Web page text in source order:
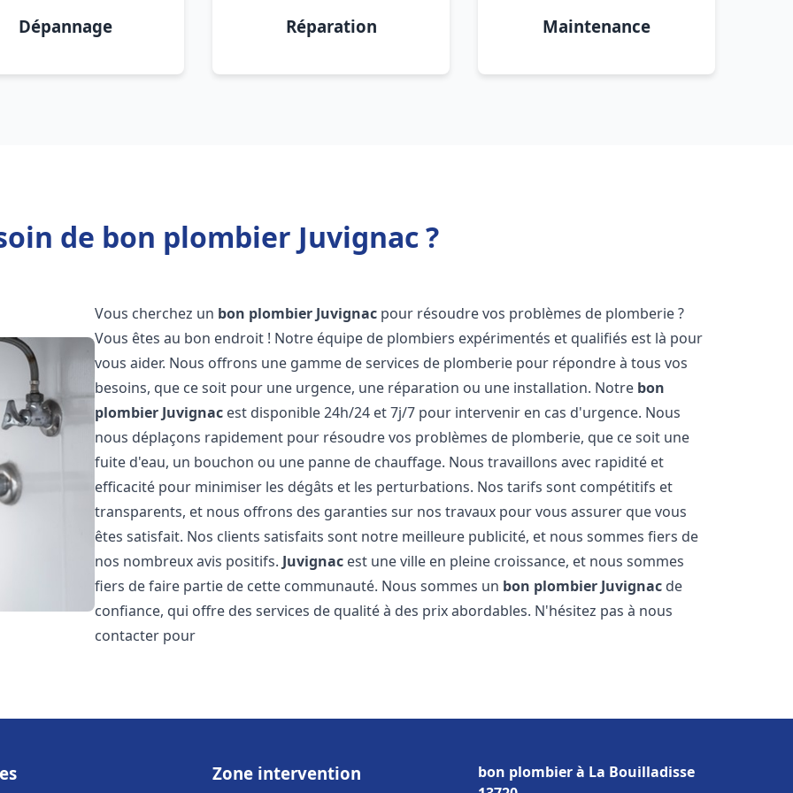
Dépannage Réparation Maintenance
de bon plombier Juvignac ?
Vous cherchez un bon plombier Juvignac pour résoudre vos problèmes de plomberie ?
Vous êtes au bon endroit ! Notre équipe de plombiers expérimentés et qualifiés est là pour
vous aider. Nous offrons une gamme de services de plomberie pour répondre à tous vos
besoins, que ce soit pour une urgence, une réparation ou une installation. Notre bon
plombier Juvignac est disponible 24h/24 et 7j/7 pour intervenir en cas d'urgence. Nous
nous déplaçons rapidement pour résoudre vos problèmes de plomberie, que ce soit une
fuite d'eau, un bouchon ou une panne de chauffage. Nous travaillons avec rapidité et
efficacité pour minimiser les dégâts et les perturbations. Nos tarifs sont compétitifs et
transparents, et nous offrons des garanties sur nos travaux pour vous assurer que vous
êtes satisfait. Nos clients satisfaits sont notre meilleure publicité, et nous sommes fiers de
nos nombreux avis positifs. Juvignac est une ville en pleine croissance, et nous sommes
fiers de faire partie de cette communauté. Nous sommes un bon plombier Juvignac de
confiance, qui offre des services de qualité à des prix abordables. N'hésitez pas à nous
contacter pour
Zone intervention
bon plombier à La Bouilladisse